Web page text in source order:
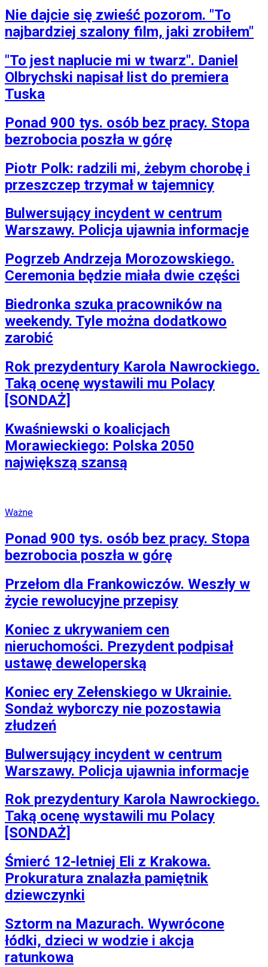
Nie dajcie się zwieść pozorom. "To
najbardziej szalony film, jaki zrobiłem"
"To jest naplucie mi w twarz". Daniel
Olbrychski napisał list do premiera
Tuska
Ponad 900 tys. osób bez pracy. Stopa
bezrobocia poszła w górę
Piotr Polk: radzili mi, żebym chorobę i
przeszczep trzymał w tajemnicy
Bulwersujący incydent w centrum
Warszawy. Policja ujawnia informacje
Pogrzeb Andrzeja Morozowskiego.
Ceremonia będzie miała dwie części
Biedronka szuka pracowników na
weekendy. Tyle można dodatkowo
zarobić
Rok prezydentury Karola Nawrockiego.
Taką ocenę wystawili mu Polacy
[SONDAŻ]
Kwaśniewski o koalicjach
Morawieckiego: Polska 2050
największą szansą
Ważne
Ponad 900 tys. osób bez pracy. Stopa
bezrobocia poszła w górę
Przełom dla Frankowiczów. Weszły w
życie rewolucyjne przepisy
Koniec z ukrywaniem cen
nieruchomości. Prezydent podpisał
ustawę deweloperską
Koniec ery Zełenskiego w Ukrainie.
Sondaż wyborczy nie pozostawia
złudzeń
Bulwersujący incydent w centrum
Warszawy. Policja ujawnia informacje
Rok prezydentury Karola Nawrockiego.
Taką ocenę wystawili mu Polacy
[SONDAŻ]
Śmierć 12-letniej Eli z Krakowa.
Prokuratura znalazła pamiętnik
dziewczynki
Sztorm na Mazurach. Wywrócone
łódki, dzieci w wodzie i akcja
ratunkowa